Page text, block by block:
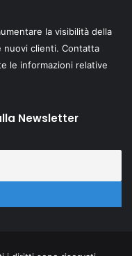
la visibilità della
nuovi clienti. Contatta
le informazioni relative
Newsletter